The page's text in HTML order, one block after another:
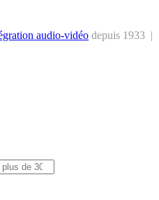
tion audio-vidéo depuis 1933 |